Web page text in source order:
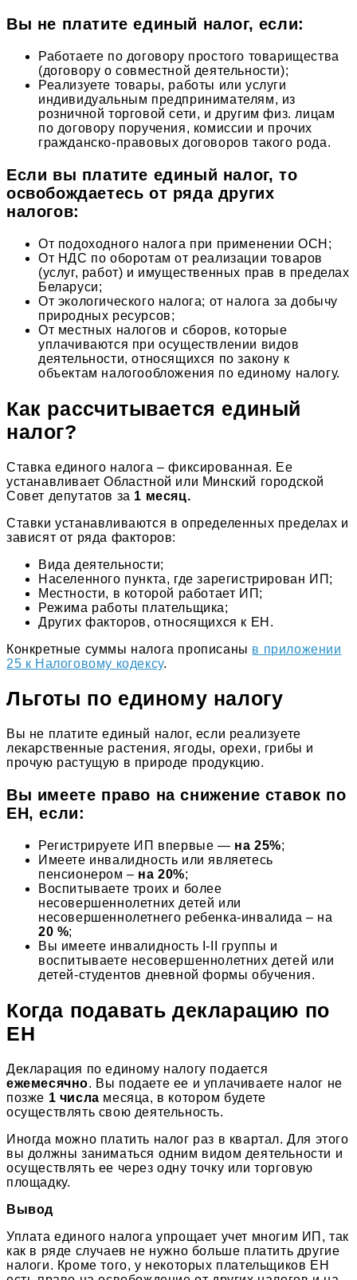
Вы не платите единый налог, если:
Работаете по договору простого товарищества
(договору о совместной деятельности);
Реализуете товары, работы или услуги
индивидуальным предпринимателям, из
розничной торговой сети, и другим физ. лицам
по договору поручения, комиссии и прочих
гражданско-правовых договоров такого рода.
Если вы платите единый налог, то
освобождаетесь от ряда других
налогов:
От подоходного налога при применении ОСН;
От НДС по оборотам от реализации товаров
(услуг, работ) и имущественных прав в пределах
Беларуси;
От экологического налога; от налога за добычу
природных ресурсов;
От местных налогов и сборов, которые
уплачиваются при осуществлении видов
деятельности, относящихся по закону к
объектам налогообложения по единому налогу.
Как рассчитывается единый
налог?
Ставка единого налога – фиксированная. Ее
устанавливает Областной или Минский городской
Совет депутатов за 1 месяц.
Ставки устанавливаются в определенных пределах и
зависят от ряда факторов:
Вида деятельности;
Населенного пункта, где зарегистрирован ИП;
Местности, в которой работает ИП;
Режима работы плательщика;
Других факторов, относящихся к ЕН.
Конкретные суммы налога прописаны в приложении
25 к Налоговому кодексу.
Льготы по единому налогу
Вы не платите единый налог, если реализуете
лекарственные растения, ягоды, орехи, грибы и
прочую растущую в природе продукцию.
Вы имеете право на снижение ставок по
ЕН, если:
Регистрируете ИП впервые — на 25%;
Имеете инвалидность или являетесь
пенсионером – на 20%;
Воспитываете троих и более
несовершеннолетних детей или
несовершеннолетнего ребенка-инвалида – на
20 %;
Вы имеете инвалидность I-II группы и
воспитываете несовершеннолетних детей или
детей-студентов дневной формы обучения.
Когда подавать декларацию по
ЕН
Декларация по единому налогу подается
ежемесячно. Вы подаете ее и уплачиваете налог не
позже 1 числа месяца, в котором будете
осуществлять свою деятельность.
Иногда можно платить налог раз в квартал. Для этого
вы должны заниматься одним видом деятельности и
осуществлять ее через одну точку или торговую
площадку.
Вывод
Уплата единого налога упрощает учет многим ИП, так
как в ряде случаев не нужно больше платить другие
налоги. Кроме того, у некоторых плательщиков ЕН